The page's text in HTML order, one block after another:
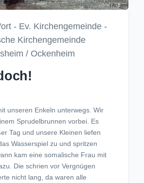
- Ev. Kirchengemeinde -
Kirchengemeinde
/ Ockenheim
unseren Enkeln unterwegs. Wir
Sprudelbrunnen vorbei. Es
Tag und unsere Kleinen liefen
Wasserspiel zu und spritzen
kam eine somalische Frau mit
Die schrien vor Vergnügen
nicht lang, da waren alle